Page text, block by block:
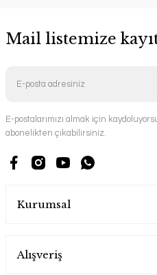
Mail listemize
E-postalarımızı almak için
abonelikten çıkabilirsiniz.
Kurumsal
Alışveriş